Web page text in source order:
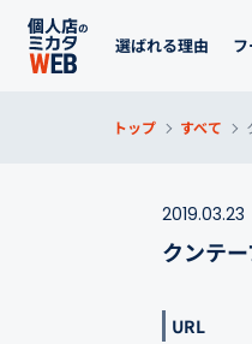
選ばれる理由
トップ すべて
2019.03.23
クンテ
URL